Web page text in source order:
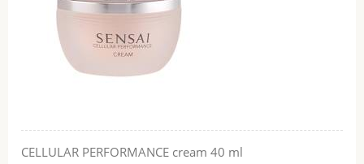
CELLULAR PERFORMANCE cream 40 ml